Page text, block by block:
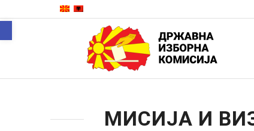
МИСИЈА И
Open toolbar